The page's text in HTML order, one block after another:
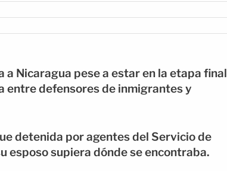
Nicaragua pese a estar en la etapa final
entre defensores de inmigrantes y
detenida por agentes del Servicio de
esposo supiera dónde se encontraba.